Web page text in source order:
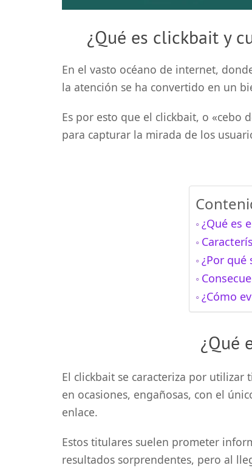
¿Qué es clickbait y
En el vasto océano de internet,
la atención se ha convertido en un
Es por esto que el clickbait, o «cebo
para capturar la mirada de los
¿Qué es
¿Por qué
¿Cómo
¿Qué
El clickbait se caracteriza por utilizar
en ocasiones, engañosas, con el
enlace.
Estos titulares suelen prometer
resultados sorprendentes, pero al